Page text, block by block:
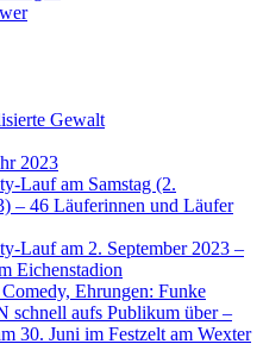
Gewalt
2023
Lauf am Samstag (2.
– 46 Läuferinnen und Läufer
Lauf am 2. September 2023 –
Eichenstadion
Ehrungen: Funke
schnell aufs Publikum über –
30. Juni im Festzelt am Wexter